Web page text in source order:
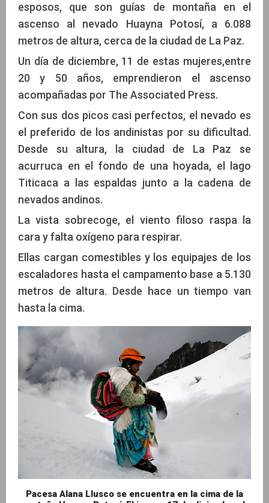
esposos, que son guías de montaña en el
ascenso al nevado Huayna Potosí, a 6.088
metros de altura, cerca de la ciudad de La Paz.
Un día de diciembre, 11 de estas mujeres,entre
20 y 50 años, emprendieron el ascenso
acompañadas por The Associated Press.
Con sus dos picos casi perfectos, el nevado es
el preferido de los andinistas por su dificultad.
Desde su altura, la ciudad de La Paz se
acurruca en el fondo de una hoyada, el lago
Titicaca a las espaldas junto a la cadena de
nevados andinos.
La vista sobrecoge, el viento filoso raspa la
cara y falta oxígeno para respirar.
Ellas cargan comestibles y los equipajes de los
escaladores hasta el campamento base a 5.130
metros de altura. Desde hace un tiempo van
hasta la cima.
Pacesa Alana Llusco se encuentra en la cima de la